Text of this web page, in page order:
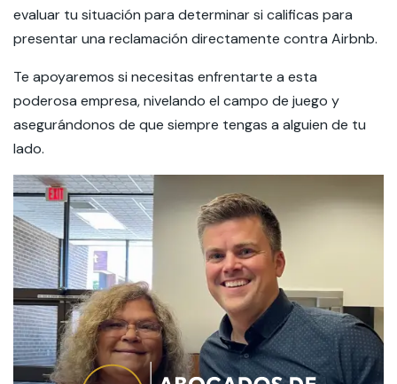
evaluar tu situación para determinar si calificas para
presentar una reclamación directamente contra Airbnb.
Te apoyaremos si necesitas enfrentarte a esta
poderosa empresa, nivelando el campo de juego y
asegurándonos de que siempre tengas a alguien de tu
lado.